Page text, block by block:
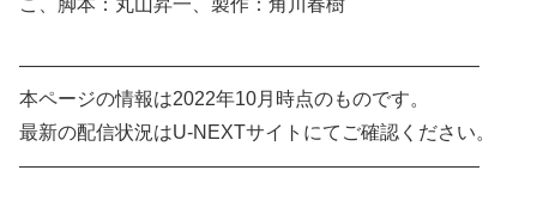
こ、脚本：丸山昇一、製作：角川春樹
————————————————————————
本ページの情報は2022年10月時点のものです。
最新の配信状況はU-NEXTサイトにてご確認ください。
————————————————————————